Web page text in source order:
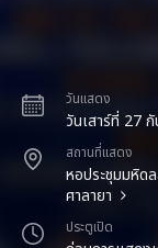
วันแสดง
วันเสาร์ที่ 27
สถานที่แสดง
หอประชุมมหิด
ศาลายา
ประตูเปิด